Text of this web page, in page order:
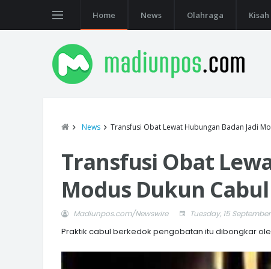
Home News Olahraga
News Transfusi Obat Lewat Hubungan Badan Jadi
Transfusi Obat
Modus Dukun
Madiunpos.com/Newswire Tuesday, 15
Praktik cabul berkedok pengobatan itu dibongkar